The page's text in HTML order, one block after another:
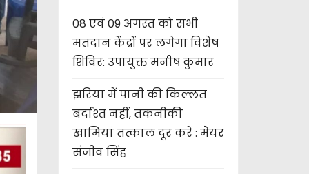
08 एवं 09 अगस्त को सभी
मतदान केंद्रों पर लगेगा विशेष
शिविर: उपायुक्त मनीष कुमार
झरिया में पानी की किल्लत
बर्दाश्त नहीं, तकनीकी
खामियां तत्काल दूर करें : मेयर
संजीव सिंह